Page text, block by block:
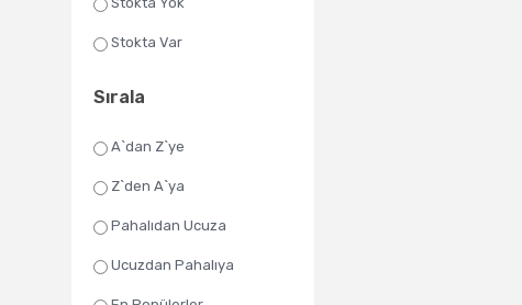
Stokta Var
Sırala
A`dan Z`ye
Z`den A`ya
Pahalıdan Ucuza
Ucuzdan Pahalıya